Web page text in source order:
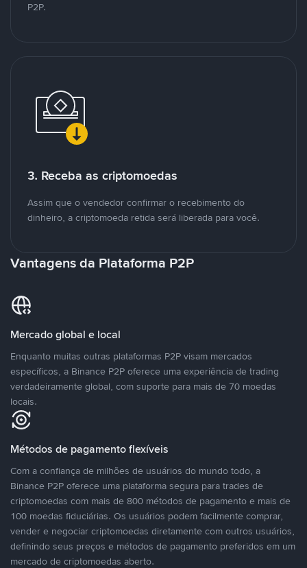
P2P.
3. Receba as criptomoedas
Assim que o vendedor confirmar o recebimento do
dinheiro, a criptomoeda retida será liberada para você.
Vantagens da Plataforma P2P
Mercado global e local
Enquanto muitas outras plataformas P2P visam mercados
específicos, a Binance P2P oferece uma experiência de trading
verdadeiramente global, com suporte para mais de 70 moedas
locais.
Métodos de pagamento flexíveis
Com a confiança de milhões de usuários do mundo todo, a
Binance P2P oferece uma plataforma segura para trades de
criptomoedas com mais de 800 métodos de pagamento e mais de
100 moedas fiduciárias. Os usuários podem facilmente comprar,
vender e negociar criptomoedas diretamente com outros usuários,
definindo seus preços e métodos de pagamento preferidos em um
mercado de criptomoedas aberto.